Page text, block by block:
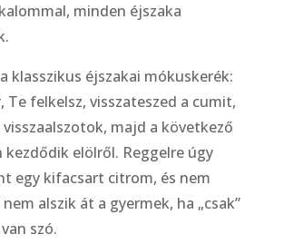
minden éjszaka
klasszikus éjszakai mókuskerék:
Te felkelsz, visszateszed a cumit,
majd a következő
kezdődik elölről. Reggelre úgy
egy kifacsart citrom, és nem
alszik át a gyermek, ha „csak”
szó.